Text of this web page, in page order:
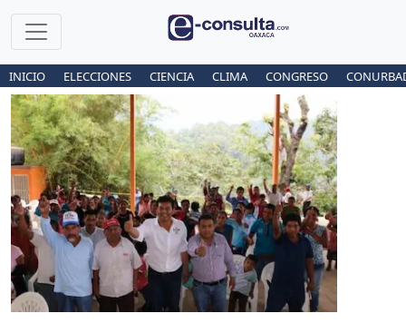
INICIO ELECCIONES CIENCIA CLIMA CONGRESO